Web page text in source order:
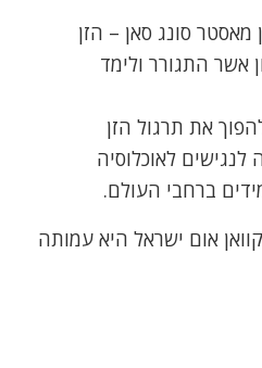
מאסטר סונג סאן – הזן
אשר התגורר ולימד
את תרגול הזן
לנגישים לאוכלוסיה
ברחבי העולם.
אום ישראל היא עמותה